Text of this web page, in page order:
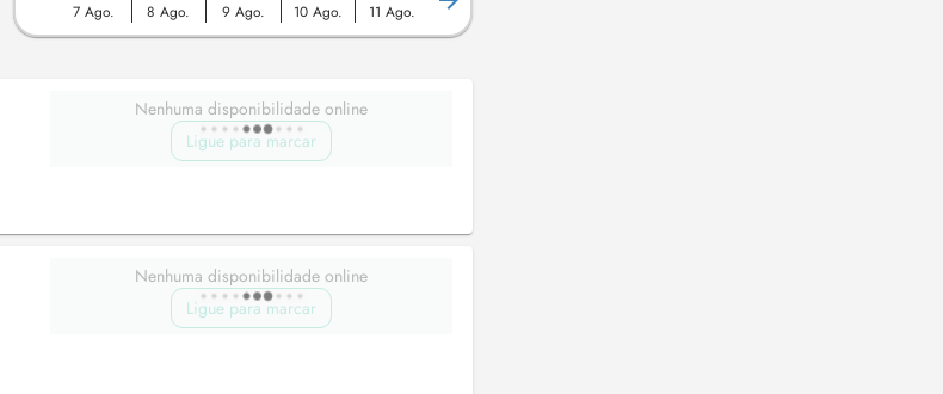
7 Ago. 8 Ago. 9 Ago. 10 Ago. 11 Ago.
Nenhuma disponibilidade online
Ligue para marcar
Nenhuma disponibilidade online
Ligue para marcar